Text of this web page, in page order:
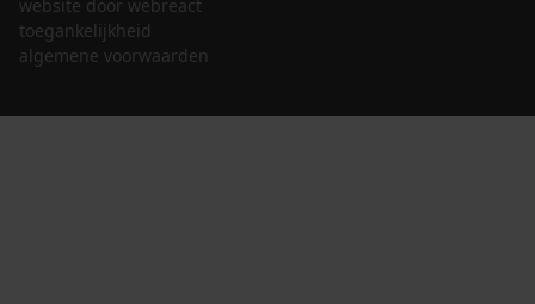
website door webreact
toegankelijkheid
algemene voorwaarden